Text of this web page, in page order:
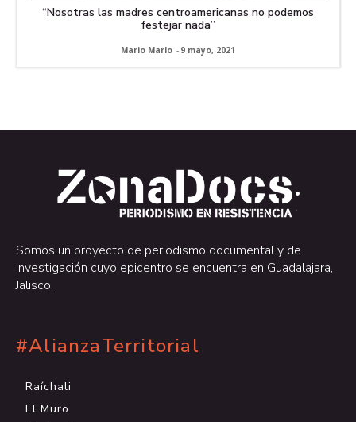
“Nosotras las madres centroamericanas no podemos
festejar nada”
Mario Marlo - 9 mayo, 2021
.
.
Somos un proyecto de periodismo documental y de
investigación cuyo epicentro se encuentra en Guadalajara,
Jalisco.
#AlianzaTerritorial
Raíchali
El Muro